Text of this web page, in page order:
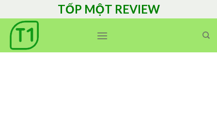
to
content
TỐP MỘT REVIEW